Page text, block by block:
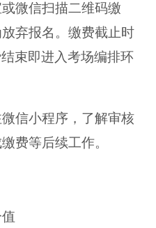
微信扫描二维码缴
弃报名。缴费截止时
束即进入考场编排环
信小程序，了解审核
费等后续工作。